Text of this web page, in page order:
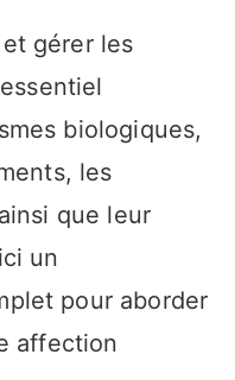
gérer les
biologiques,
les
que leur
un
pour aborder
affection